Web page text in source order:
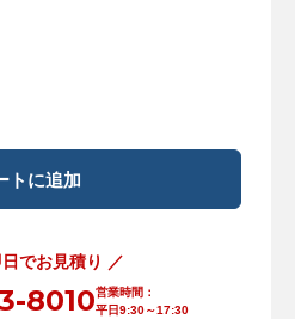
でお見積り ／
8010営業時間：
平日9:30～17:30